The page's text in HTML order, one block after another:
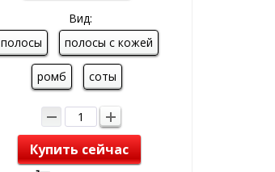
Вид:
полосы
полосы с кожей
ромб соты
Купить сейчас